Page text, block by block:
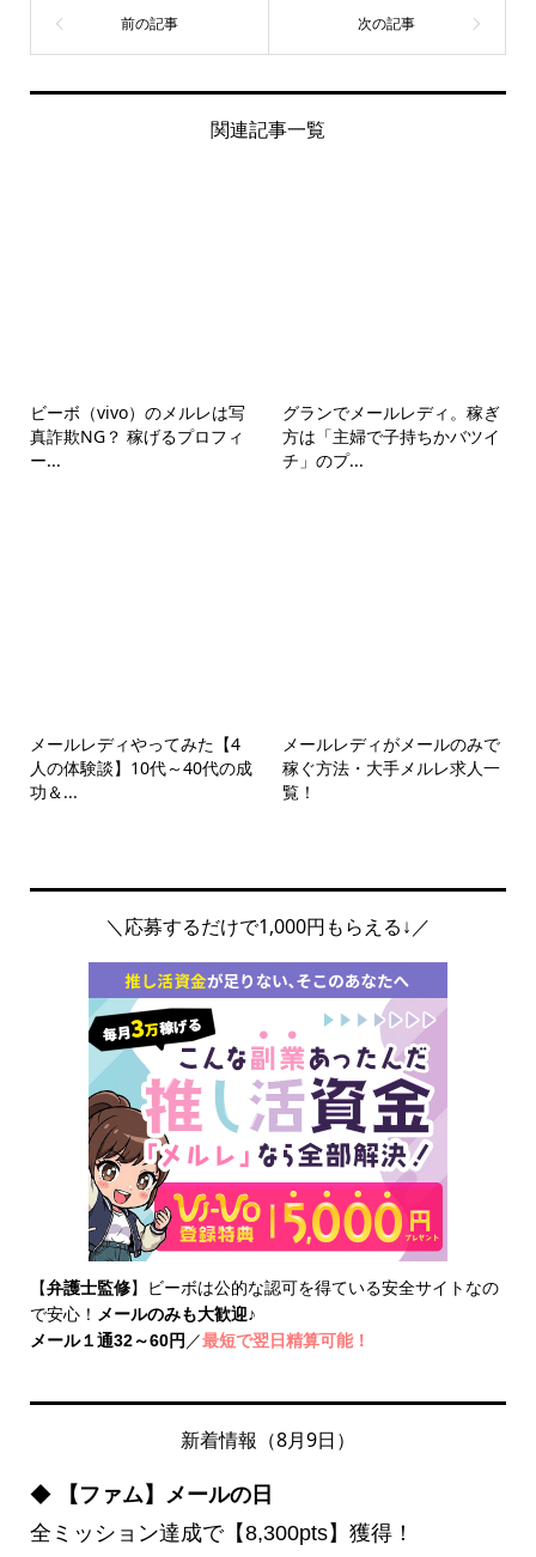
関連記事一覧
ビーボ（vivo）のメルレは写
真詐欺NG？ 稼げるプロフィ
ー...
グランでメールレディ。稼ぎ
方は「主婦で子持ちかバツイ
チ」のプ...
メールレディやってみた【4
人の体験談】10代～40代の成
功＆...
メールレディがメールのみで
稼ぐ方法・大手メルレ求人一
覧！
＼応募するだけで1,000円もらえる↓／
【弁護士監修】ビーボは公的な認可を得ている安全サイトなの
で安心！ メールのみも大歓迎♪
メール１通32～60円 ／最短で翌日精算可能！
新着情報（8月9日）
◆
【ファム】メールの日
全ミッション達成で【8,300pts】獲得！